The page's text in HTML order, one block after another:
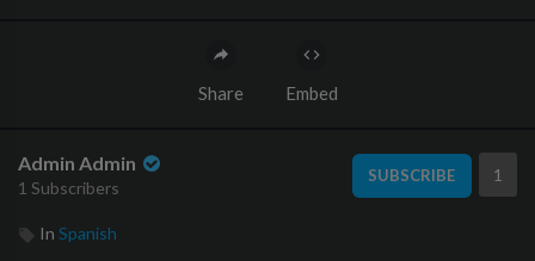
Share Embed
Admin Admin
1 Subscribers
SUBSCRIBE 1
In Spanish